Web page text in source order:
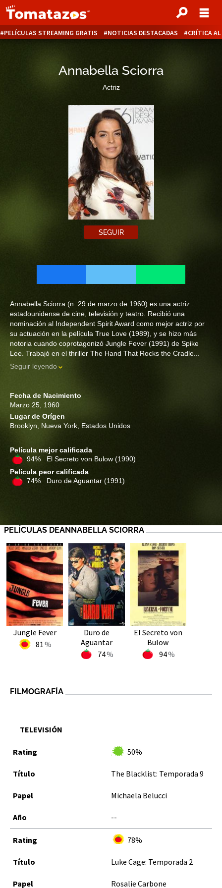
PELÍCULAS STREAMING GRATIS NOTICIAS DESTACADAS CRÍTICA
Annabella Sciorra
Actriz
SEGUIR
Annabella Sciorra (n. 29 de marzo de 1960) es una actriz
estadounidense de cine, televisión y teatro. Recibió una
nominación al Independent Spirit Award como mejor actriz por
su actuación en la película True Love (1989), y se hizo más
notoria cuando coprotagonizó Jungle Fever (1991) de Spike
Lee. Trabajó en el thriller The Hand That Rocks the Cradle...
Seguir leyendo
Fecha de Nacimiento
Marzo 25, 1960
Lugar de Orígen
Brooklyn, Nueva York, Estados Unidos
Película mejor calificada
94% El Secreto von Bulow (1990)
Película peor calificada
74% Duro de Aguantar (1991)
PELÍCULAS DEANNABELLA SCIORRA
Jungle Fever
81
Duro de
Aguantar
74
El Secreto von
Bulow
94
FILMOGRAFÍA
TELEVISIÓN
50%
The Blacklist: Temporada 9
Michaela Belucci
--
78%
Luke Cage: Temporada 2
Rosalie Carbone